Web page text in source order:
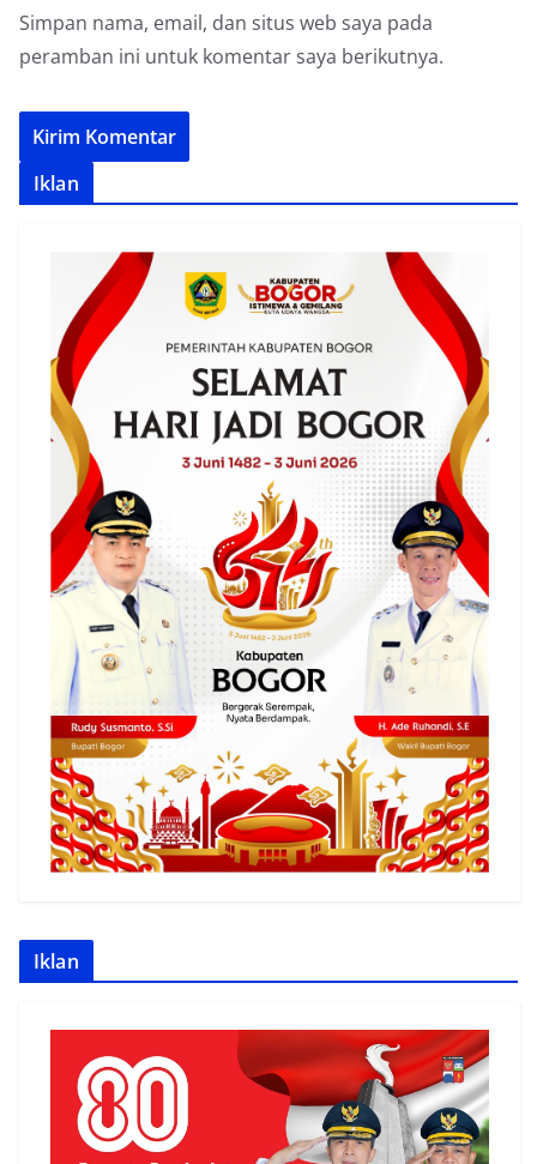
Simpan nama, email, dan situs web saya pada
peramban ini untuk komentar saya berikutnya.
Iklan
Iklan